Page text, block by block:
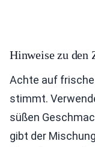
Hinweise zu den
Achte auf frische
stimmt.
süßen
gibt der